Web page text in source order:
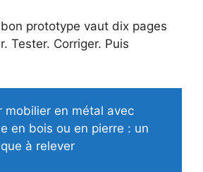
prototype vaut dix pages
Tester. Corriger. Puis
mobilier en métal avec
en bois ou en pierre : un
à relever